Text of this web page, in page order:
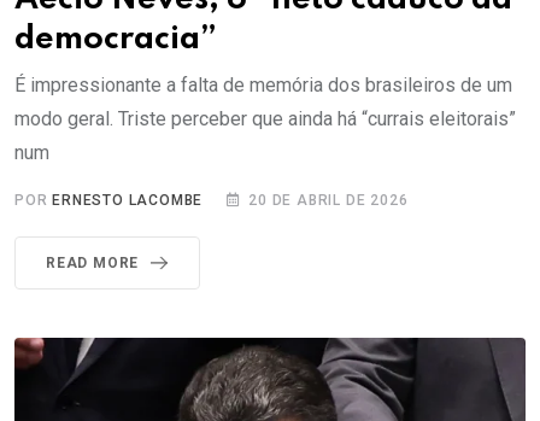
democracia”
É impressionante a falta de memória dos brasileiros de um
modo geral. Triste perceber que ainda há “currais eleitorais”
num
POR ERNESTO LACOMBE 20 DE ABRIL DE 2026
READ MORE